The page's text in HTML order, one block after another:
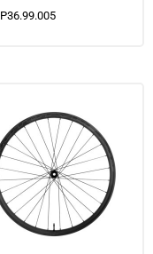
P36.99.005